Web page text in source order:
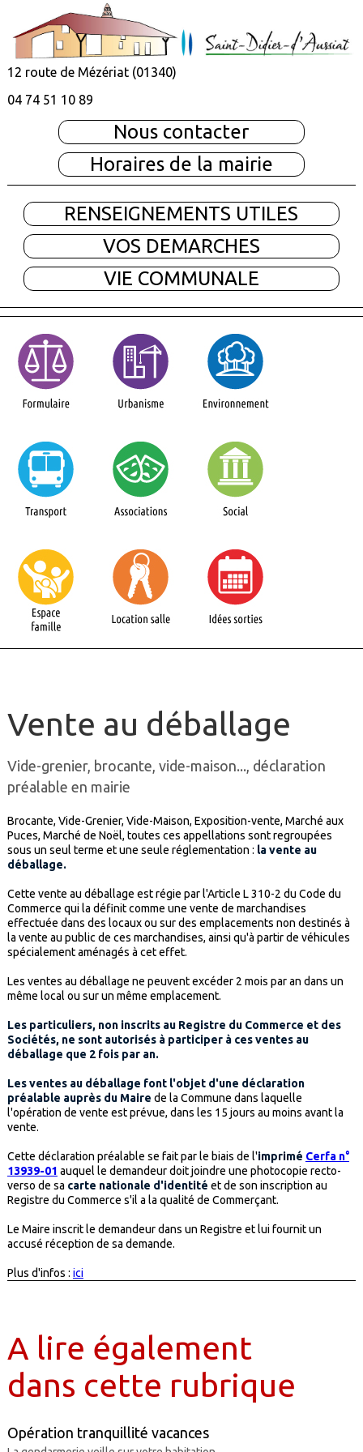
12 route de Mézériat (01340)
04 74 51 10 89
Nous contacter
Horaires de la mairie
RENSEIGNEMENTS UTILES
VOS DEMARCHES
VIE COMMUNALE
Vente au déballage
Vide-grenier, brocante, vide-maison..., déclaration
préalable en mairie
Brocante, Vide-Grenier, Vide-Maison, Exposition-vente, Marché aux
Puces, Marché de Noël, toutes ces appellations sont regroupées
sous un seul terme et une seule réglementation : la vente au
déballage.
Cette vente au déballage est régie par l'Article L 310-2 du Code du
Commerce qui la définit comme une vente de marchandises
effectuée dans des locaux ou sur des emplacements non destinés à
la vente au public de ces marchandises, ainsi qu'à partir de véhicules
spécialement aménagés à cet effet.
Les ventes au déballage ne peuvent excéder 2 mois par an dans un
même local ou sur un même emplacement.
Les particuliers, non inscrits au Registre du Commerce et des
Sociétés, ne sont autorisés à participer à ces ventes au
déballage que 2 fois par an.
Les ventes au déballage font l'objet d'une déclaration
préalable auprès du Maire de la Commune dans laquelle
l'opération de vente est prévue, dans les 15 jours au moins avant la
vente.
Cette déclaration préalable se fait par le biais de l'imprimé Cerfa n°
13939-01 auquel le demandeur doit joindre une photocopie recto-
verso de sa carte nationale d'identité et de son inscription au
Registre du Commerce s'il a la qualité de Commerçant.
Le Maire inscrit le demandeur dans un Registre et lui fournit un
accusé réception de sa demande.
Plus d'infos : ici
A lire également
dans cette rubrique
Opération tranquillité vacances